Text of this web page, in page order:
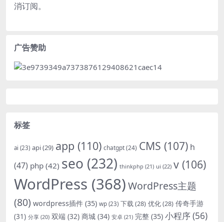
消订阅。
广告赞助
标签
ai (23) api(29) app (110) chatgpt(24) CMS (107) h
(47) php (42) seo (232) thinkphp (21) ui (22) v (106)
WordPress (368)WordPress主题
(80) wordpress插件 (35) wp (23) 下载(28) 优化(28) 传奇手游
(31) 分享 (20) 双端 (32) 商城 (34) 安卓 (21) 完整 (35) 小程序(56)